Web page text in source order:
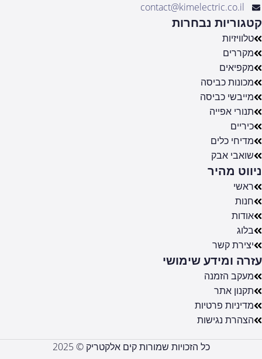
contact@kimelectric.co.il
קטגוריות נבחרות
טלוויזיות
מקררים
מקפיאים
מכונות כביסה
מייבשי כביסה
תנורי אפייה
כיריים
מדיחי כלים
שואבי אבק
ניווט מהיר
ראשי
חנות
אודות
בלוג
יצירת קשר
עזרה ומידע שימושי
מעקב הזמנה
תקנון אתר
מדיניות פרטיות
הצהרת נגישות
כל הזכויות שמורות קים אלקטריק © 2025